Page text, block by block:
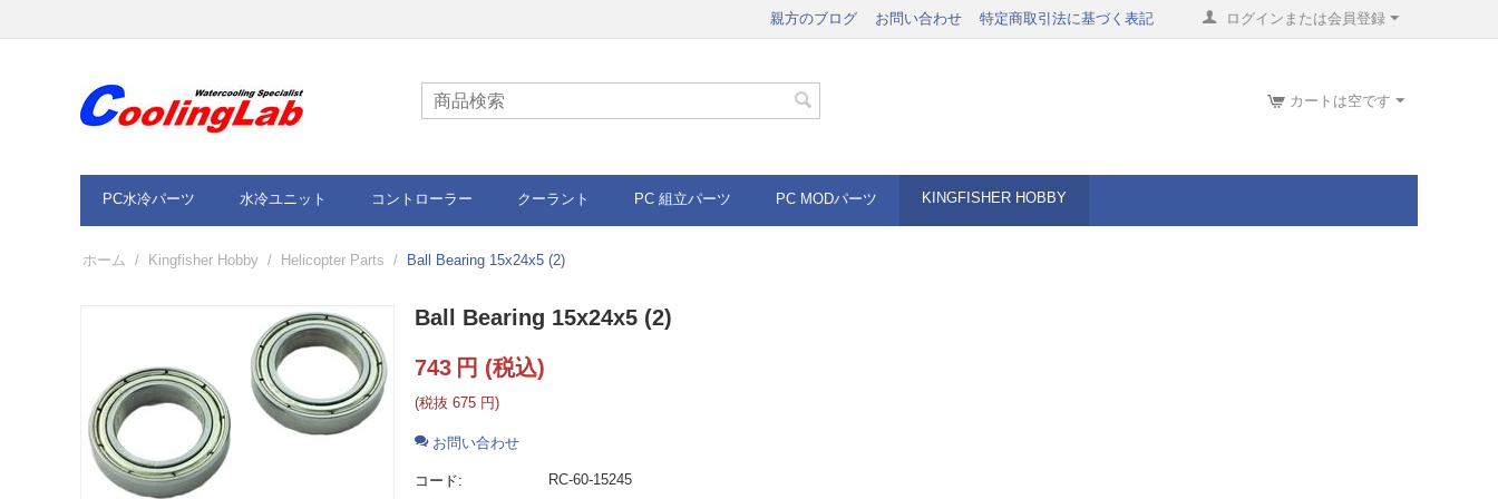
ログインまたは会員登録
親方のブログ お問い合わせ 特定商取引法に基づく表記
カートは空です
PC水冷パーツ 水冷ユニット コントローラー クーラント PC 組立パーツ PC MODパーツ KINGFISHER HOBBY
ホーム / Kingfisher Hobby / Helicopter Parts / Ball Bearing 15x24x5 (2)
Ball Bearing 15x24x5 (2)
743 円 (税込)
(税抜 675 円)
お問い合わせ
コード: RC-60-15245